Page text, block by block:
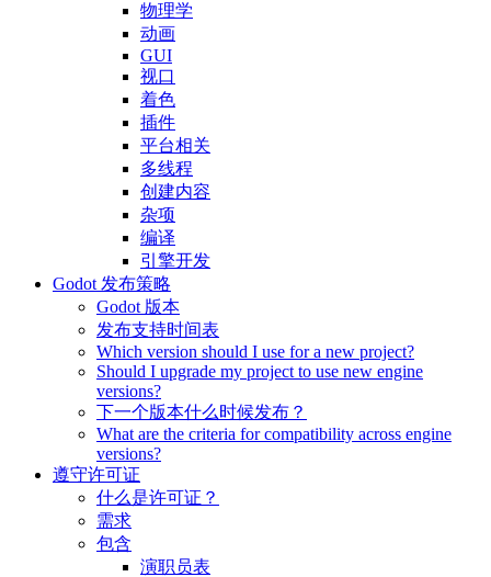
物理学
动画
GUI
视口
着色
插件
平台相关
多线程
创建内容
杂项
编译
引擎开发
Godot 发布策略
Godot 版本
发布支持时间表
Which version should I use for a new project?
Should I upgrade my project to use new engine
versions?
下一个版本什么时候发布？
What are the criteria for compatibility across engine
versions?
遵守许可证
什么是许可证？
需求
包含
演职员表